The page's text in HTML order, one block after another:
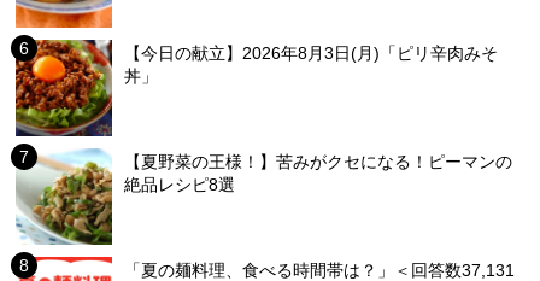
【今日の献立】2026年8月3日(月)「ピリ辛肉みそ
丼」
【夏野菜の王様！】苦みがクセになる！ピーマンの
絶品レシピ8選
「夏の麺料理、食べる時間帯は？」＜回答数37,131